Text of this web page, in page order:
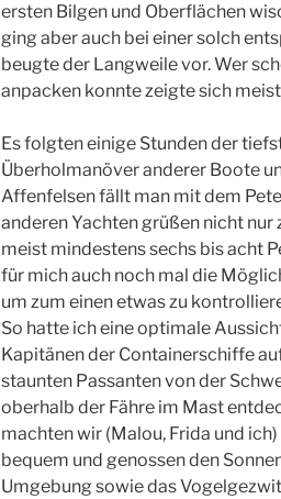
ersten Bilgen und Oberflächen
ging aber auch bei einer solch
beugte der Langweile vor. Wer
anpacken konnte zeigte sich
Es folgten einige Stunden der
Überholmanöver anderer Boote
Affenfelsen fällt man mit dem
anderen Yachten grüßen nicht
meist mindestens sechs bis acht
für mich auch noch mal die
um zum einen etwas zu
So hatte ich eine optimale
Kapitänen der Containerschiffe
staunten Passanten von der
oberhalb der Fähre im Mast
machten wir (Malou, Frida und
bequem und genossen den
Umgebung sowie das